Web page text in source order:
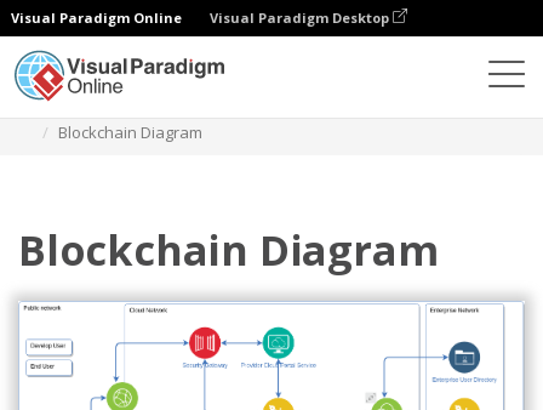
Visual Paradigm Online Visual Paradigm Desktop
Blockchain Diagram
Blockchain Diagram